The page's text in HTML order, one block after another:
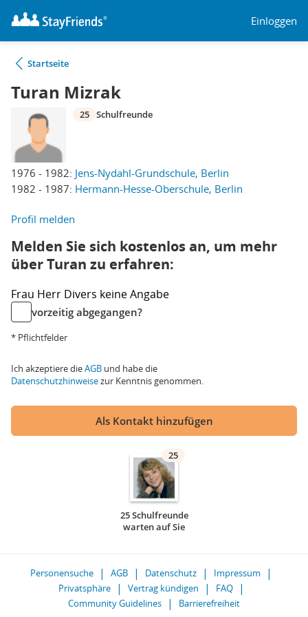
Einloggen
Startseite
Turan Mizrak
1976 - 1982: Jens-Nydahl-Grundschule, Berlin
1982 - 1987: Hermann-Hesse-Oberschule, Berlin
25 Schulfreunde
Profil melden
Melden Sie sich kostenlos an, um mehr
über Turan zu erfahren:
Frau Herr Divers keine Angabe
vorzeitig abgegangen?
* Pflichtfelder
Ich akzeptiere dieAGB und habe die
Datenschutzhinweisezur Kenntnis genommen.
Als Kontakt hinzufügen
25
25 Schulfreunde
warten auf Sie
Personensuche AGB Datenschutz
Impressum
Privatsphäre
Vertrag kündigen
FAQ
Community Guidelines
Barrierefreiheit